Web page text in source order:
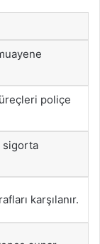
poliçe
sigorta
karşılanır.